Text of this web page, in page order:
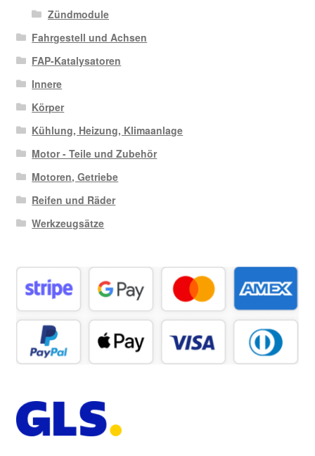
Zündmodule
Fahrgestell und Achsen
FAP-Katalysatoren
Innere
Körper
Kühlung, Heizung, Klimaanlage
Motor - Teile und Zubehör
Motoren, Getriebe
Reifen und Räder
Werkzeugsätze